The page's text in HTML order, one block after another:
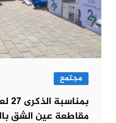
مجتمع
مقاطعة عين الشق